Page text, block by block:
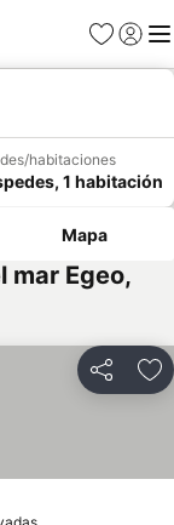
Favoritos
Iniciar
habitaciones
1 habitación
Mapa
mar Egeo,
Compartir